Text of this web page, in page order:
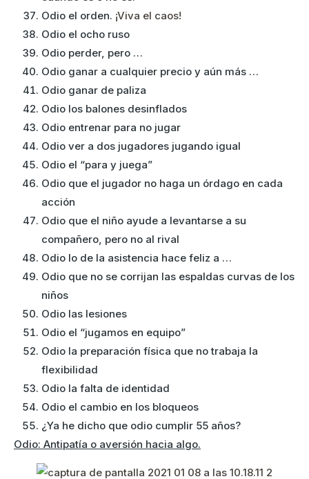
Odio el orden. ¡Viva el caos!
Odio el ocho ruso
Odio perder, pero …
Odio ganar a cualquier precio y aún más …
Odio ganar de paliza
Odio los balones desinflados
Odio entrenar para no jugar
Odio ver a dos jugadores jugando igual
Odio el “para y juega”
Odio que el jugador no haga un órdago en cada
acción
Odio que el niño ayude a levantarse a su
compañero, pero no al rival
Odio lo de la asistencia hace feliz a …
Odio que no se corrijan las espaldas curvas de los
niños
Odio las lesiones
Odio el “jugamos en equipo”
Odio la preparación física que no trabaja la
flexibilidad
Odio la falta de identidad
Odio el cambio en los bloqueos
¿Ya he dicho que odio cumplir 55 años?
Odio: Antipatía o aversión hacia algo.